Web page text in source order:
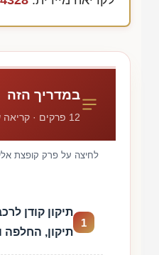
במדריך הזה
12 פרקים · קריאה של כ-9 דקות
לחיצה על פרק קופצת
1
תיקון קודן
תיקון, החלפה